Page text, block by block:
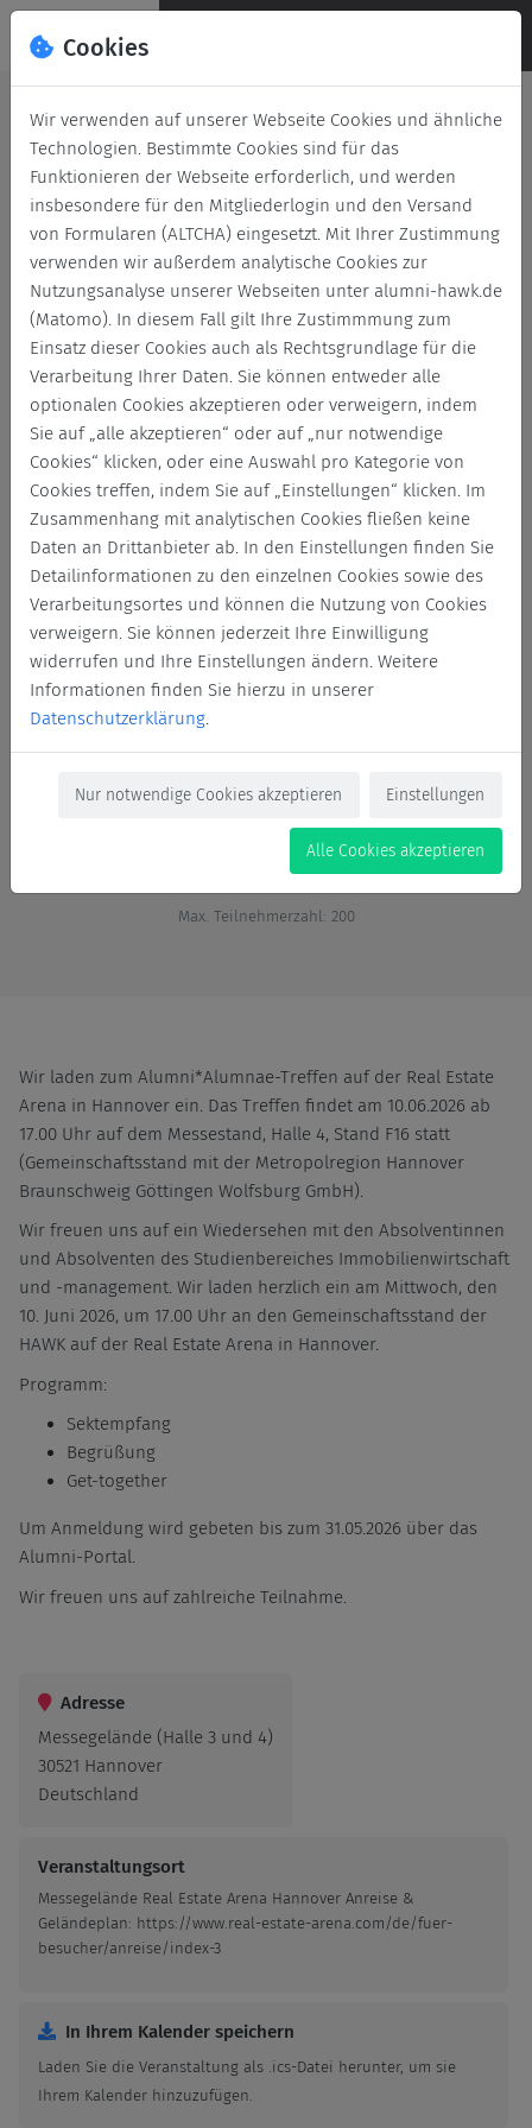
Hannover
Alumni*Alumnae- Treffen auf der
Real Estate Arena 2026
10. Juni 2026 von 17:00 18:00
An-/Abmeldefrist 31. Mai 2026
Vergangene Veranstaltung
Max. Teilnehmerzahl: 200
Wir laden zum Alumni*Alumnae-Treffen auf der Real Estate
Arena in Hannover ein. Das Treffen findet am 10.06.2026 ab
17.00 Uhr auf dem Messestand, Halle 4, Stand F16 statt
(Gemeinschaftsstand mit der Metropolregion Hannover
Braunschweig Göttingen Wolfsburg GmbH).
Wir freuen uns auf ein Wiedersehen mit den Absolventinnen
und Absolventen des Studienbereiches Immobilienwirtschaft
und -management. Wir laden herzlich ein am Mittwoch, den
10. Juni 2026, um 17.00 Uhr an den Gemeinschaftsstand der
HAWK auf der Real Estate Arena in Hannover.
Programm:
Sektempfang
Begrüßung
Get-together
Um Anmeldung wird gebeten bis zum 31.05.2026 über das
Alumni-Portal.
Wir freuen uns auf zahlreiche Teilnahme.
Adresse
Messegelände (Halle 3 und 4)
30521 Hannover
Deutschland
Veranstaltungsort
Messegelände Real Estate Arena Hannover Anreise &
Geländeplan: https://www.real-estate-arena.com/de/fuer-
besucher/anreise/index-3
In Ihrem Kalender speichern
Laden Sie die Veranstaltung als .ics-Datei herunter, um sie
Ihrem Kalender hinzuzufügen.
Cookies
Wir verwenden auf unserer Webseite Cookies und ähnliche
Technologien. Bestimmte Cookies sind für das
Funktionieren der Webseite erforderlich, und werden
insbesondere für den Mitgliederlogin und den Versand
von Formularen (ALTCHA) eingesetzt. Mit Ihrer Zustimmung
verwenden wir außerdem analytische Cookies zur
Nutzungsanalyse unserer Webseiten unter alumni-hawk.de
(Matomo). In diesem Fall gilt Ihre Zustimmmung zum
Einsatz dieser Cookies auch als Rechtsgrundlage für die
Verarbeitung Ihrer Daten. Sie können entweder alle
optionalen Cookies akzeptieren oder verweigern, indem
Sie auf „alle akzeptieren“ oder auf „nur notwendige
Cookies“ klicken, oder eine Auswahl pro Kategorie von
Cookies treffen, indem Sie auf „Einstellungen“ klicken. Im
Zusammenhang mit analytischen Cookies fließen keine
Daten an Drittanbieter ab. In den Einstellungen finden Sie
Detailinformationen zu den einzelnen Cookies sowie des
Verarbeitungsortes und können die Nutzung von Cookies
verweigern. Sie können jederzeit Ihre Einwilligung
widerrufen und Ihre Einstellungen ändern. Weitere
Informationen finden Sie hierzu in unserer
Datenschutzerklärung.
Nur notwendige Cookies akzeptieren Einstellungen
Alle Cookies akzeptieren